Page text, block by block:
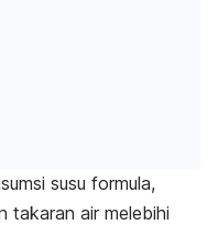
susu formula,
takaran air melebihi